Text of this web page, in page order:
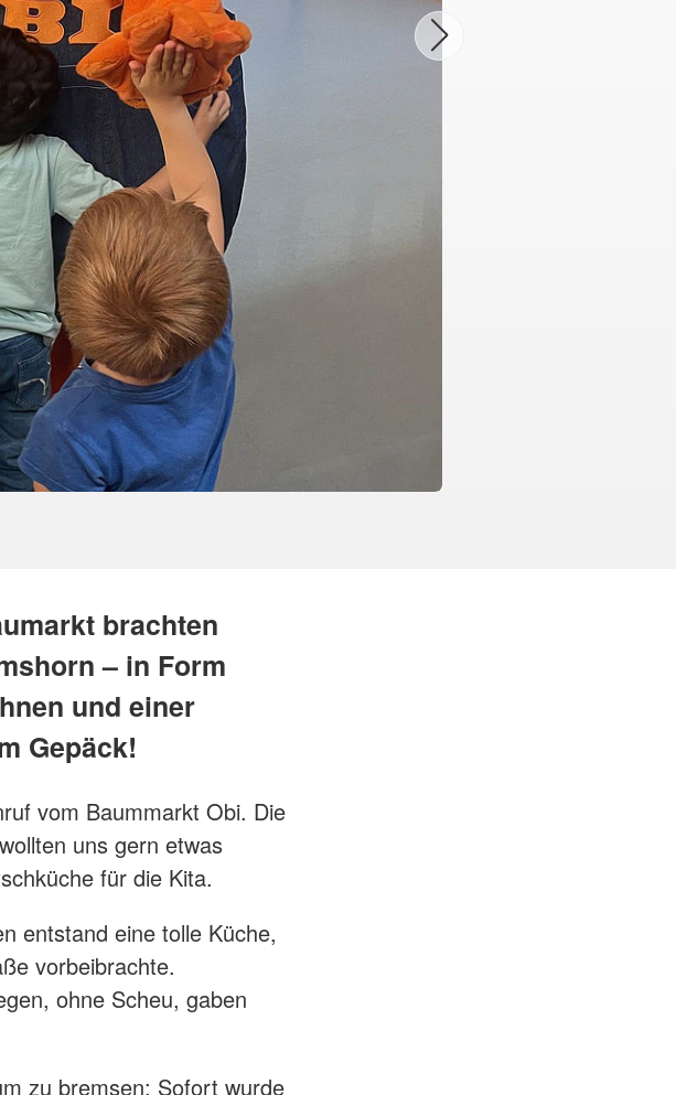
brachten
– in Form
und einer
Gepäck!
vom Baummarkt Obi. Die
uns gern etwas
für die Kita.
entstand eine tolle Küche,
vorbeibrachte.
ohne Scheu, gaben
zu bremsen: Sofort wurde